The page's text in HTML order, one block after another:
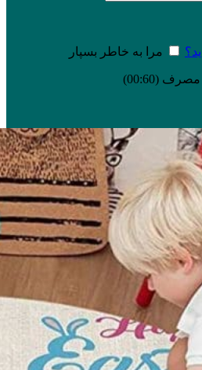
مرا به خاطر بسپار
مصرف (00:
60
)